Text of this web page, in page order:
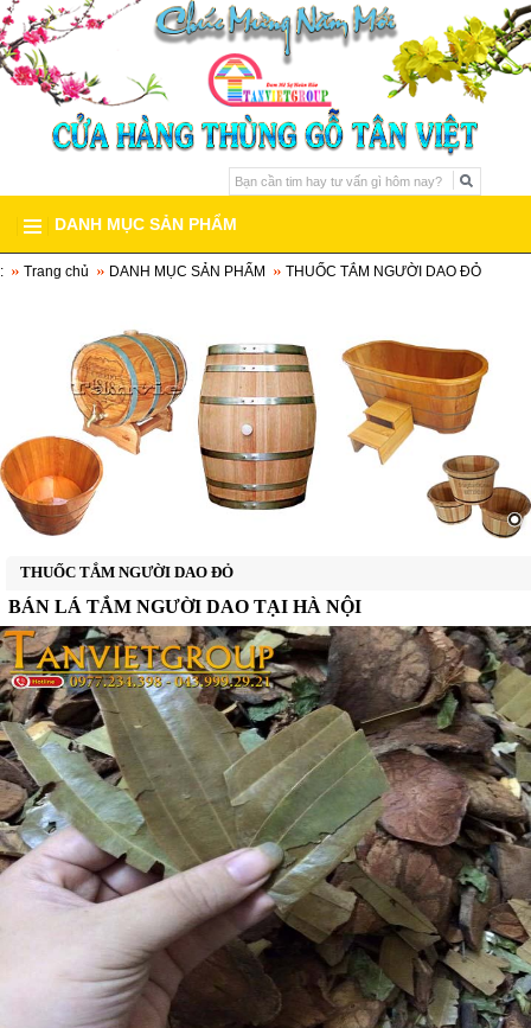
DANH MỤC SẢN PHẨM
THÙNG GỖ SỒI
BỒN TẮM GỖ
BỒN TẮM GỖ PƠ MU
BỒN TẮM GỖ CAO CẤP
BỒN TẮM GỖ THÔNG
BỒN TẮM GỖ MÍT
BỒN TẮM GỖ SỒI ▼
BỒN TẮM GỖ NGỌC AM
CHẬU GỖ NGÂM CHÂN
THUỐC TẮM NGƯỜI DAO ĐỎ
THÙNG GỖ TRANG TRÍ ▼
THÙNG GỖ ĐỰNG GẠO
: Trang chủ DANH MỤC SẢN PHẨM THUỐC TẮM NGƯỜI DAO ĐỎ
THUỐC TẮM NGƯỜI DAO ĐỎ
BÁN LÁ TẮM NGƯỜI DAO TẠI HÀ NỘI